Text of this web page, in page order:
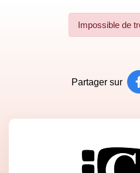
Impossible de
Partager sur